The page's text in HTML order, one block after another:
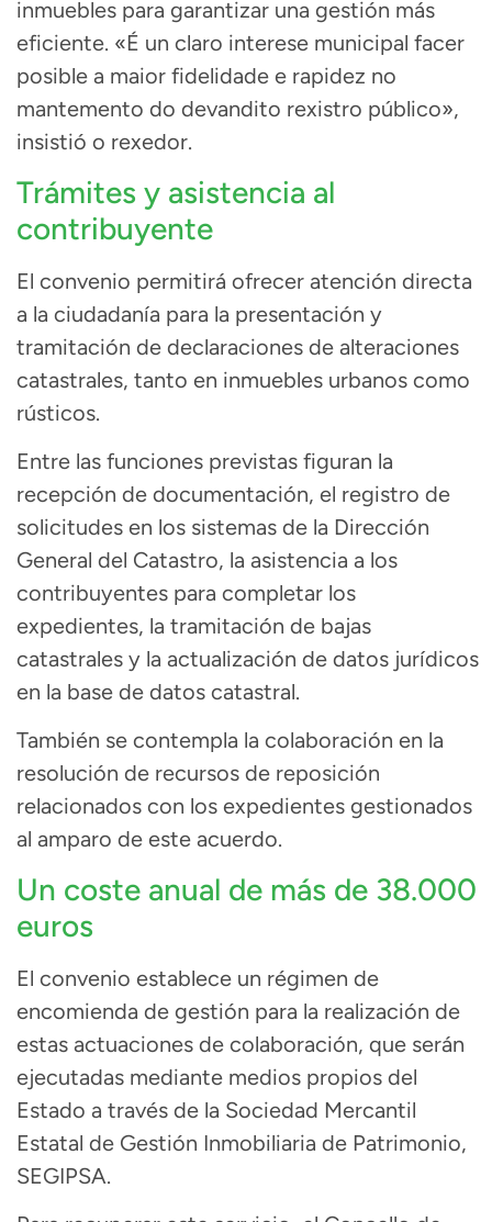
inmuebles para garantizar una gestión más
eficiente. «É un claro interese municipal facer
posible a maior fidelidade e rapidez no
mantemento do devandito rexistro público»,
insistió o rexedor.
Trámites y asistencia al
contribuyente
El convenio permitirá ofrecer atención directa
a la ciudadanía para la presentación y
tramitación de declaraciones de alteraciones
catastrales, tanto en inmuebles urbanos como
rústicos.
Entre las funciones previstas figuran la
recepción de documentación, el registro de
solicitudes en los sistemas de la Dirección
General del Catastro, la asistencia a los
contribuyentes para completar los
expedientes, la tramitación de bajas
catastrales y la actualización de datos jurídicos
en la base de datos catastral.
También se contempla la colaboración en la
resolución de recursos de reposición
relacionados con los expedientes gestionados
al amparo de este acuerdo.
Un coste anual de más de 38.000
euros
El convenio establece un régimen de
encomienda de gestión para la realización de
estas actuaciones de colaboración, que serán
ejecutadas mediante medios propios del
Estado a través de la Sociedad Mercantil
Estatal de Gestión Inmobiliaria de Patrimonio,
SEGIPSA.